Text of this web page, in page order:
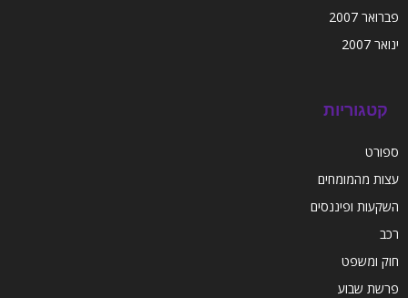
פברואר 2007
ינואר 2007
קטגוריות
ספורט
עצות מהמומחים
השקעות ופיננסים
רכב
חוק ומשפט
פרשת שבוע